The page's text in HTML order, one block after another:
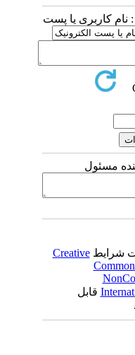
کاربری یا پست
مسئول
شرایطCreative
قابل